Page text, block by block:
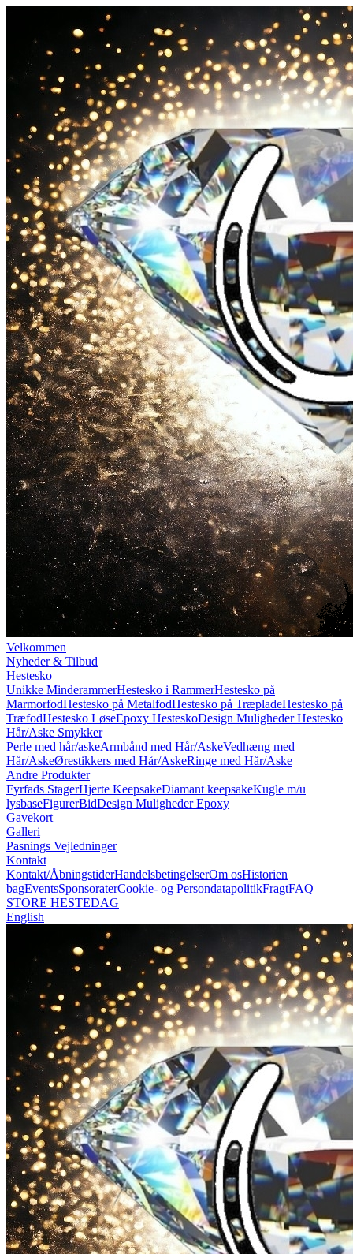
Velkommen
Nyheder & Tilbud
Hestesko
Unikke MinderammerHestesko i RammerHestesko på
MarmorfodHestesko på MetalfodHestesko på TræpladeHestesko på
TræfodHestesko LøseEpoxy HesteskoDesign Muligheder Hestesko
Hår/Aske Smykker
Perle med hår/askeArmbånd med Hår/AskeVedhæng med
Hår/AskeØrestikkers med Hår/AskeRinge med Hår/Aske
Andre Produkter
Fyrfads StagerHjerte KeepsakeDiamant keepsakeKugle m/u
lysbaseFigurerBidDesign Muligheder Epoxy
Gavekort
Galleri
Pasnings Vejledninger
Kontakt
Kontakt/ÅbningstiderHandelsbetingelserOm osHistorien
bagEventsSponsoraterCookie- og PersondatapolitikFragtFAQ
STORE HESTEDAG
English